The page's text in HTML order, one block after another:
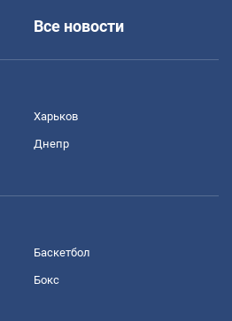
Все новости
Харьков
Днепр
Баскетбол
Бокс